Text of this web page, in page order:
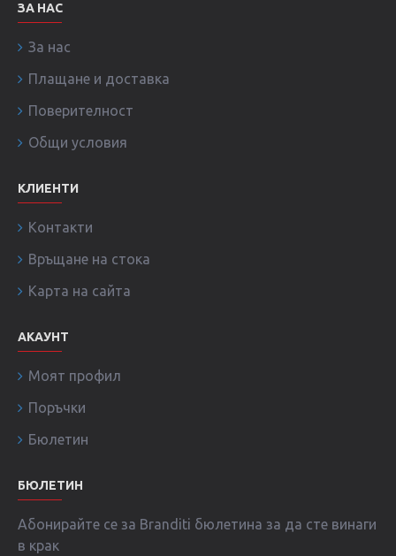
ЗА НАС
За нас
Плащане и доставка
Поверителност
Общи условия
КЛИЕНТИ
Контакти
Връщане на стока
Карта на сайта
АКАУНТ
Моят профил
Поръчки
Бюлетин
БЮЛЕТИН
Абонирайте се за Branditi бюлетина за да сте винаги
в крак